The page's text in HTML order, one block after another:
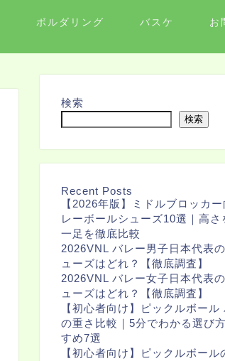
ボルダリング バスケ お
検索
検索
Recent Posts
【2026年版】ミドルブロッカ
レーボールシューズ10選｜高さ
一足を徹底比較
2026VNL バレー男子日本代表
ューズはどれ？【徹底調査】
2026VNL バレー女子日本代表
ューズはどれ？【徹底調査】
【初心者向け】ピックルボール
の重さ比較｜5分でわかる選び
すめ7選
【初心者向け】ピックルボール